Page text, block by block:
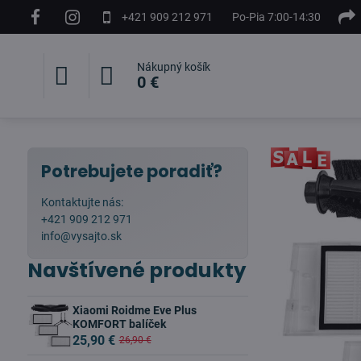
+421 909 212 971 Po-Pia 7:00-14:30
Nákupný košík
0 €
Potrebujete poradiť?
Kontaktujte nás:
+421 909 212 971
info@vysajto.sk
Navštívené produkty
Xiaomi Roidme Eve Plus
KOMFORT balíček
25,90 € 26,90 €